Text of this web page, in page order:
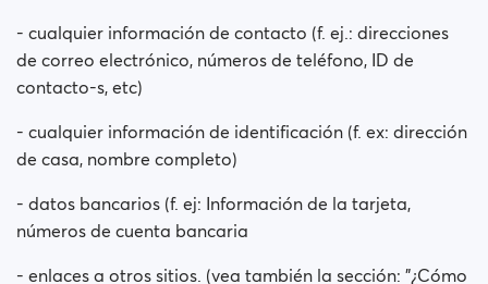
- cualquier información de contacto (f. ej.: direcciones
de correo electrónico, números de teléfono, ID de
contacto-s, etc)
- cualquier información de identificación (f. ex: dirección
de casa, nombre completo)
- datos bancarios (f. ej: Información de la tarjeta,
números de cuenta bancaria
- enlaces a otros sitios. (vea también la sección: "¿Cómo